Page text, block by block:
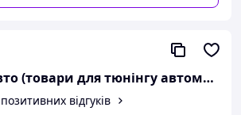
СвітАвто (товари для тюнінгу автомобілів ВАЗ)
відгуків